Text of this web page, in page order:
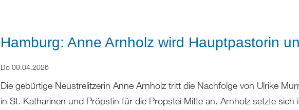
Hamburg: Anne Arnholz wird Hauptpastorin
Do 09.04.2026
Die gebürtige Neustrelitzerin Anne Arnholz tritt die Nachfolge von Ulrike
in St. Katharinen und Pröpstin für die Propstei Mitte an. Arnholz setzte sich